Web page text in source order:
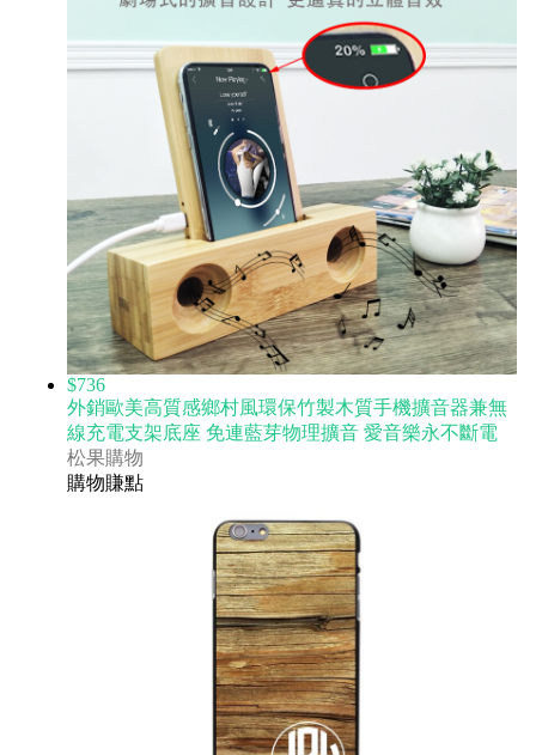
$736
外銷歐美高質感鄉村風環保竹製木質手機擴音器兼無
線充電支架底座 免連藍芽物理擴音 愛音樂永不斷電
松果購物
購物賺點